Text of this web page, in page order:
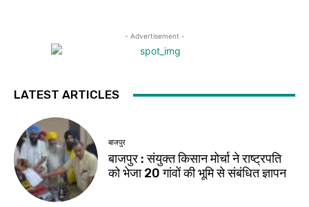
- Advertisement -
LATEST ARTICLES
बाजपुर
बाजपुर : संयुक्त किसान मोर्चा ने राष्ट्रपति
को भेजा 20 गांवों की भूमि से संबंधित ज्ञापन